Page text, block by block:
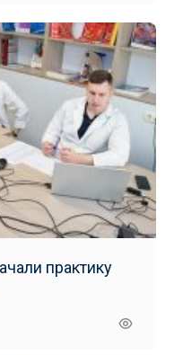
практику